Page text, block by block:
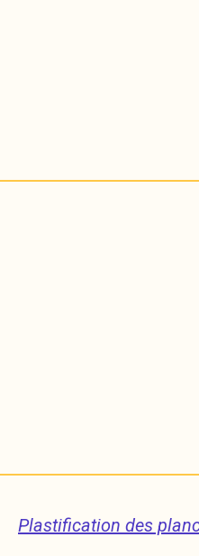
Plastification des